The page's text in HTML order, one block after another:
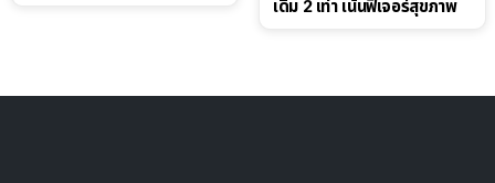
เดิม 2 เท่า เน้นฟีเจอร์สุขภาพ